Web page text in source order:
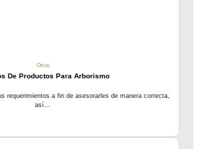
Otros
De Productos Para Arborismo
requerimientos a fin de asesorarles de manera correcta,
así...